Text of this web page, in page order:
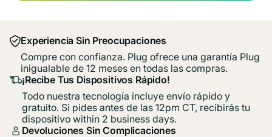
Experiencia Sin Preocupaciones
Compre con confianza. Plug ofrece una garantía Plug
inigualable de 12 meses en todas las compras.
¡Recibe Tus Dispositivos Rápido!
Todo nuestra tecnología incluye envío rápido y
gratuito. Si pides antes de las 12pm CT, recibirás tu
dispositivo within 2 business days.
Devoluciones Sin Complicaciones